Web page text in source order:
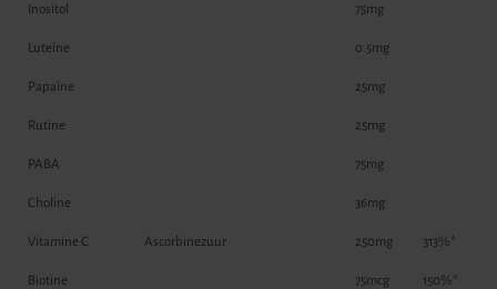
Inositol 75mg
Luteïne 0.5mg
Papaïne 25mg
Rutine 25mg
PABA 75mg
Choline 36mg
Vitamine C Ascorbinezuur 250mg 313%*
Biotine 75mcg 150%*